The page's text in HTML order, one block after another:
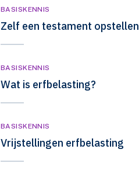
BASISKENNIS
Zelf een testament opstellen
BASISKENNIS
Wat is erfbelasting?
BASISKENNIS
Vrijstellingen erfbelasting